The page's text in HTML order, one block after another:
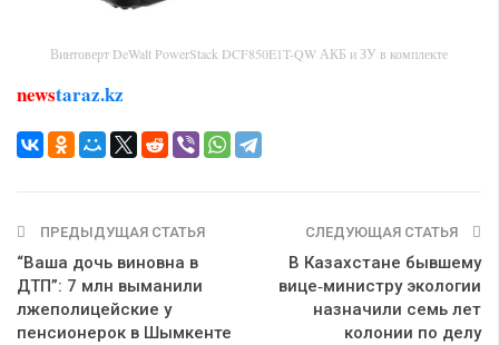
Винтоверт DeWalt PowerStack DCF850E1T-QW АКБ и ЗУ в комплекте
newstaraz.kz
ПРЕДЫДУЩАЯ СТАТЬЯ
“Ваша дочь виновна в
ДТП”: 7 млн выманили
лжеполицейские у
пенсионерок в Шымкенте
СЛЕДУЮЩАЯ СТАТЬЯ
В Казахстане бывшему
вице‑министру экологии
назначили семь лет
колонии по делу